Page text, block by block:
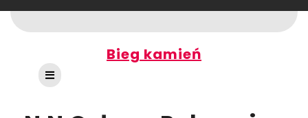
to
content
Bieg kamień
Open
Button